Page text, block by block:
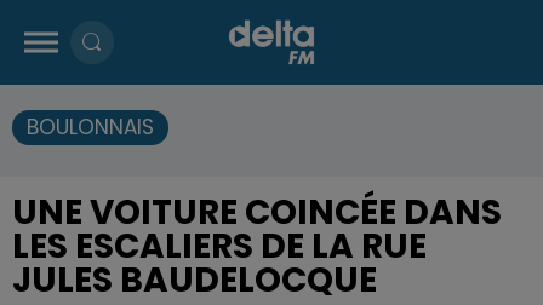
BOULONNAIS
UNE VOITURE COINCÉE DANS
LES ESCALIERS DE LA RUE
JULES BAUDELOCQUE